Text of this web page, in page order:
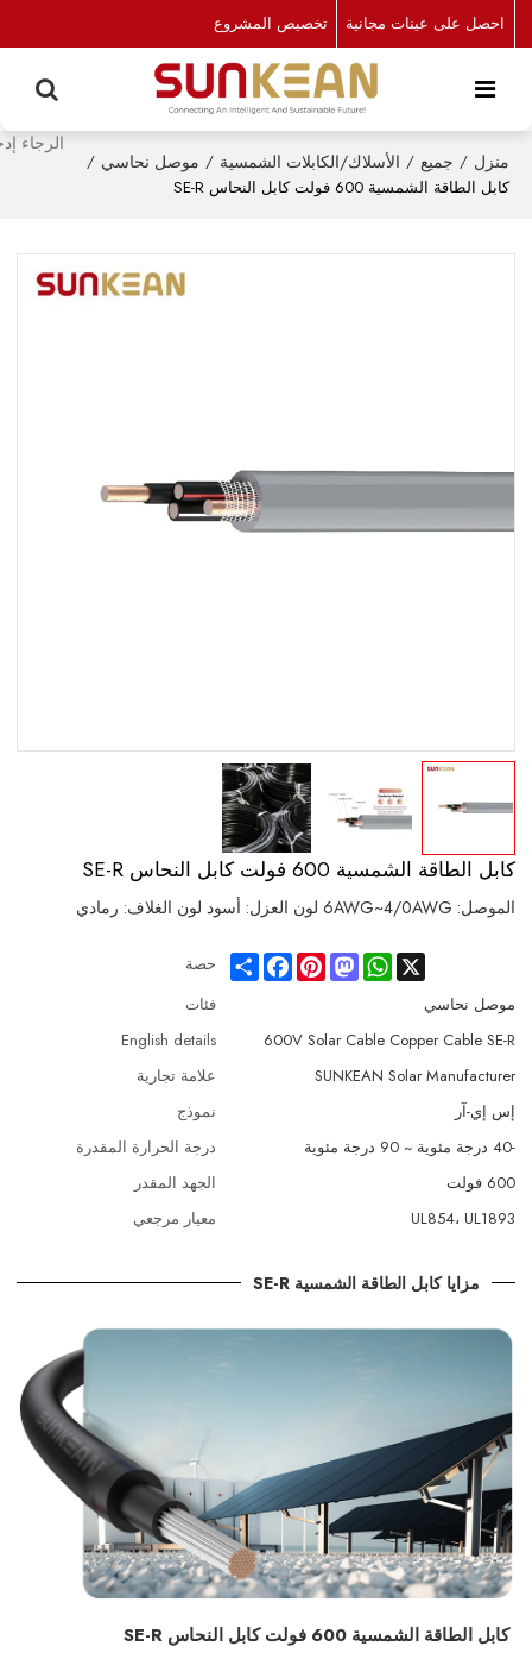
احصل على عينات مجانية تخصيص المشروع
منزل / جميع / الأسلاك/الكابلات الشمسية / موصل نحاسي /
كابل الطاقة الشمسية 600 فولت كابل النحاس SE-R
كابل الطاقة الشمسية 600 فولت كابل النحاس SE-R
الموصل: 6AWG~4/0AWG لون العزل: أسود لون الغلاف: رمادي
حصة Share
FacebookPinterestMastodon
WhatsApp
X
فئات
موصل نحاسي
English details
600V Solar Cable Copper Cable SE-R
علامة تجارية
SUNKEAN Solar Manufacturer
نموذج
إس إي-آر
درجة الحرارة المقدرة
-40 درجة مئوية ~ 90 درجة مئوية
الجهد المقدر
600 فولت
معيار مرجعي
UL854، UL1893
مزايا كابل الطاقة الشمسية SE-R
كابل الطاقة الشمسية 600 فولت كابل النحاس SE-R